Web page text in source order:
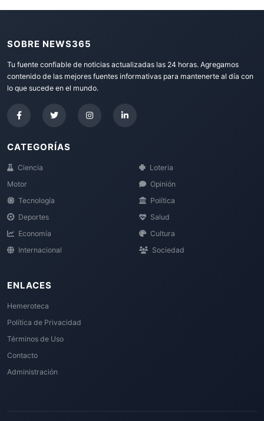
SOBRE NEWS365
Tu fuente confiable de noticias actualizadas las 24 horas. Agregamos
contenido de las mejores fuentes informativas para mantenerte al día con
lo que sucede en el mundo.
CATEGORÍAS
Ciencia
Motor
Tecnología
Deportes
Economía
Internacional
Loteria
Opinión
Política
Salud
Cultura
Sociedad
ENLACES
Hemeroteca
Política de Privacidad
Términos de Uso
Contacto
Administración